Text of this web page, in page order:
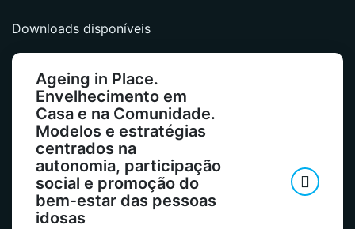
Downloads disponíveis
Ageing in Place.
Envelhecimento em
Casa e na Comunidade.
Modelos e estratégias
centrados na
autonomia, participação
social e promoção do
bem‑estar das pessoas
idosas